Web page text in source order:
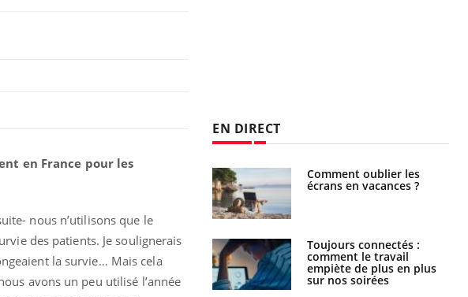
en France pour les
nous n’utilisons que le
des patients. Je soulignerais
la survie… Mais cela
avons un peu utilisé l’année
EN DIRECT
Hantavirus : un cas
Mortalité infantile : un
rapport s’interroge sur
son taux élevé en France
Comment oublier les
écrans en vacances ?
Toujours connectés :
comment le travail
empiète de plus en plus
sur nos soirées